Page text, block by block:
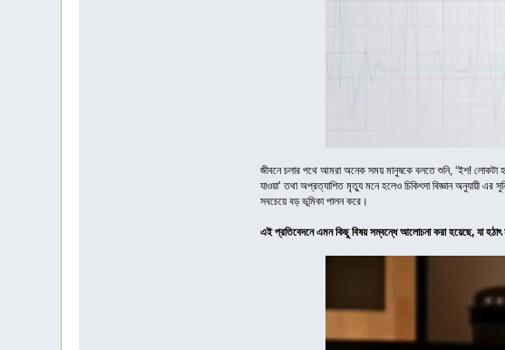
জীবনে চলার পথে আমরা অনেক সময় মানুষকে বলতে শুনি, ‘ইশ! লোকটা
যাওয়া’ তথা অপ্রত্যাশিত মৃত্যু মনে হলেও চিকিৎসা বিজ্ঞান অনুযায়ী
সবচেয়ে বড় ভূমিকা পালন করে।
এই প্রতিবেদনে এমন কিছু বিষয় সম্বন্ধে আলোচনা করা হয়েছে, যা